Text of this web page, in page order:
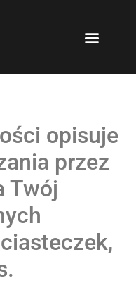
opisuje
przez
Twój